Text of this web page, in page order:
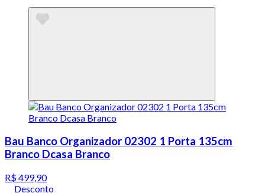
Bau Banco Organizador 02302 1 Porta 135cm
Branco Dcasa Branco
R$ 499,90
Desconto